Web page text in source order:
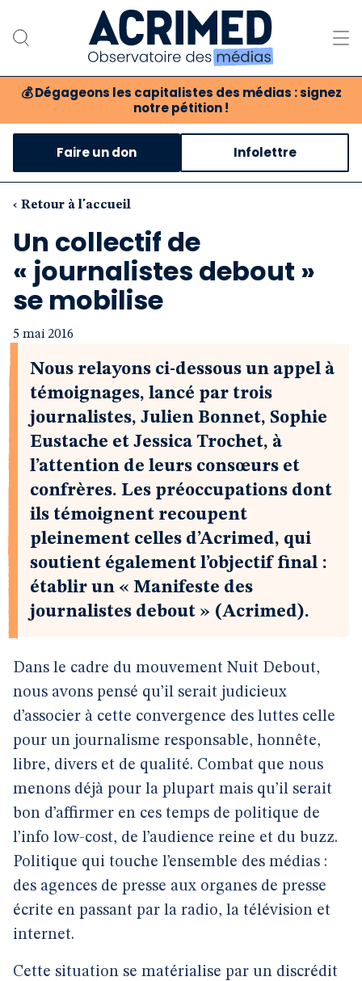
💰 Dégageons les capitalistes des médias : signez
notre pétition !
Notre association
Notre critique des médias
Nos propositions
Notre revue
Boutique
Faire un don Infolettre
‹ Retour à l'accueil
Un collectif de
« journalistes debout »
se mobilise
5 mai 2016
Nous relayons ci-dessous un appel à
témoignages, lancé par trois
journalistes, Julien Bonnet, Sophie
Eustache et Jessica Trochet, à
l’attention de leurs consœurs et
confrères. Les préoccupations dont
ils témoignent recoupent
pleinement celles d’Acrimed, qui
soutient également l’objectif final :
établir un « Manifeste des
journalistes debout » (Acrimed).
Dans le cadre du mouvement Nuit Debout,
nous avons pensé qu’il serait judicieux
d’associer à cette convergence des luttes celle
pour un journalisme responsable, honnête,
libre, divers et de qualité. Combat que nous
menons déjà pour la plupart mais qu’il serait
bon d’affirmer en ces temps de politique de
l’info low-cost, de l’audience reine et du buzz.
Politique qui touche l’ensemble des médias :
des agences de presse aux organes de presse
écrite en passant par la radio, la télévision et
internet.
Cette situation se matérialise par un discrédit